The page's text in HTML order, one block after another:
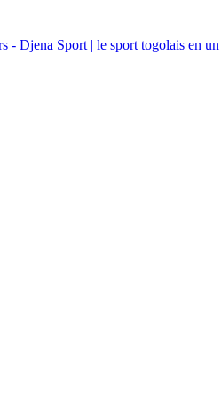
- Djena Sport | le sport togolais en